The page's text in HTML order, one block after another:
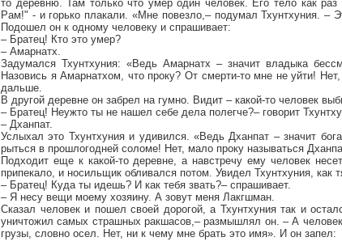
то деревню. Там только что умер один человек. Его тело как
Рам!" - и горько плакали. «Мне повезло,– подумал Тхунтхуния. –
Подошел он к одному человеку и спрашивает:
– Братец! Кто это умер?
– Амарнатх.
Задумался Тхунтхуния: «Ведь Амарнатх – значит владыка
Назовись я Амарнатхом, что проку? От смерти-то мне не уйти!
дальше.
В другой деревне он забрел на гумно. Видит – какой-то человек
– Братец! Неужто ты не нашел себе дела полегче?– говорит
– Дханпат.
Услыхал это Тхунтхуния и удивился. «Ведь Дханпат – значит
рыться в прошлогодней соломе! Нет, мало проку называться
Подходит еще к какой-то деревне, а навстречу ему человек
припекало, и носильщик обливался потом. Увидел Тхунтхуния, как
– Братец! Куда ты идешь? И как тебя звать?– спрашивает.
– Я несу вещи моему хозяину. А зовут меня Лакгшман.
Сказал человек и пошел своей дорогой, а Тхунтхуния так и
уничтожил самых страшных ракшасов,– размышлял он. – А
грузы, словно осел. Нет, ни к чему мне брать это имя». И он запел: